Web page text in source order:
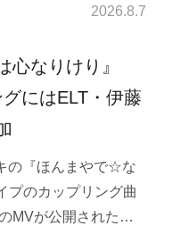
2026.8.7
心なりけり』
にはELT・伊藤
の『ほんまやで☆な
プのカップリング曲
MVが公開された…